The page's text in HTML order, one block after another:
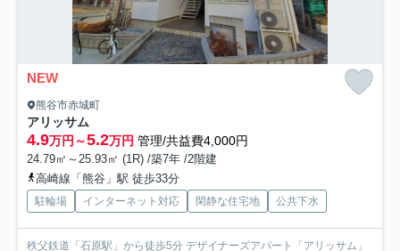
NEW
熊谷市赤城町
アリッサム
4.9万円～5.2万円 管理/共益費4,000円
24.79㎡～25.93㎡ (1R) /築7年 /2階建
高崎線「熊谷」駅 徒歩33分
駐輪場 インターネット対応 閑静な住宅地 公共下水
秩父鉄道「石原駅」から徒歩5分 デザイナーズアパート「アリッサム」